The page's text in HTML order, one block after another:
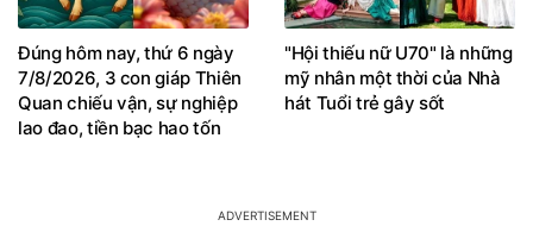
Đúng hôm nay, thứ 6 ngày
7/8/2026, 3 con giáp Thiên
Quan chiếu vận, sự nghiệp
lao đao, tiền bạc hao tốn
"Hội thiếu nữ U70" là những
mỹ nhân một thời của Nhà
hát Tuổi trẻ gây sốt